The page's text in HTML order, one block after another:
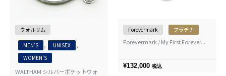
ウォルサム
MEN'S , UNISEX ,
WOMEN'S
WALTHAM シルバーポケットウォ
Forevermark プラチナ
Forevermark / My First Forever...
¥132,000 税込